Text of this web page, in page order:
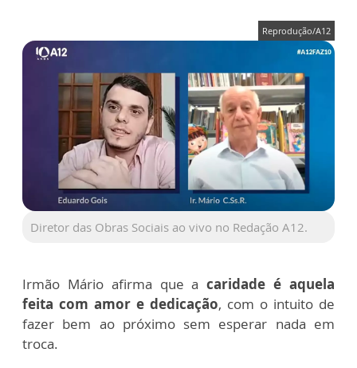
Reprodução/A12
Diretor das Obras Sociais ao vivo no Redação A12.
Irmão Mário afirma que acaridade é aquela
feita com amor e dedicação, com o intuito de
fazer bem ao próximo sem esperar nada em
troca.